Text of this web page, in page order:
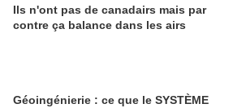
Ils n'ont pas de canadairs mais par
contre ça balance dans les airs
Géoingénierie : ce que le SYSTÈME